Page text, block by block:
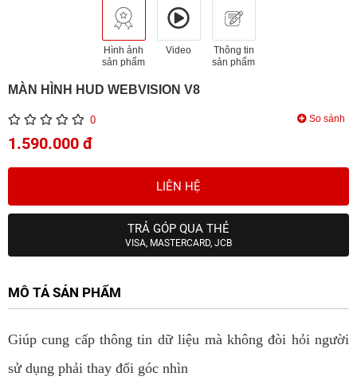
Hình ảnh
sản phẩm
Video
Thông tin
sản phẩm
MÀN HÌNH HUD WEBVISION V8
0 So sánh
1.590.000 đ
LIÊN HỆ
TRẢ GÓP QUA THẺ
VISA, MASTERCARD, JCB
MÔ TẢ SẢN PHẨM
Giúp cung cấp thông tin dữ liệu mà không đòi hỏi người
sử dụng phải thay đổi góc nhìn